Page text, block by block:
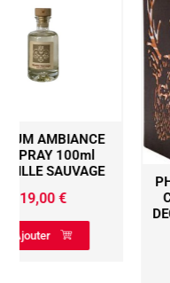
PHOTOPHORE
CARRE NOIR ET OR
DECOUPE CERF